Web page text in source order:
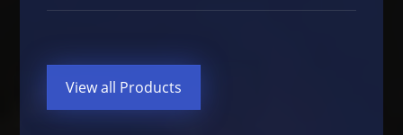
View all Products